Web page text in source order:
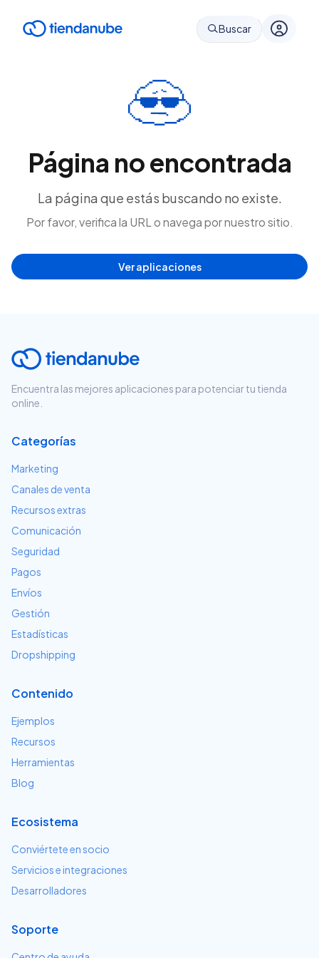
Buscar
Página no encontrada
La página que estás buscando no existe.
Por favor, verifica la URL o navega por nuestro sitio.
Ver aplicaciones
Encuentra las mejores aplicaciones para potenciar tu tienda
online.
Categorías
Marketing
Canales de venta
Recursos extras
Comunicación
Seguridad
Pagos
Envíos
Gestión
Estadísticas
Dropshipping
Contenido
Ejemplos
Recursos
Herramientas
Blog
Ecosistema
Conviértete en socio
Servicios e integraciones
Desarrolladores
Soporte